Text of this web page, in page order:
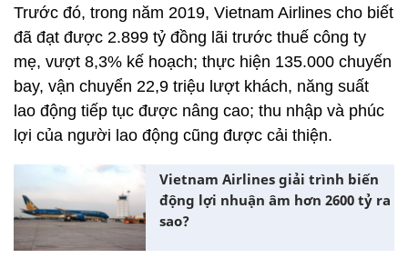
Trước đó, trong năm 2019, Vietnam Airlines cho biết
đã đạt được 2.899 tỷ đồng lãi trước thuế công ty
mẹ, vượt 8,3% kế hoạch; thực hiện 135.000 chuyến
bay, vận chuyển 22,9 triệu lượt khách, năng suất
lao động tiếp tục được nâng cao; thu nhập và phúc
lợi của người lao động cũng được cải thiện.
Vietnam Airlines giải trình biến
động lợi nhuận âm hơn 2600 tỷ ra
sao?